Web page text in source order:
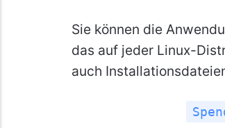
Sie können die
das auf jeder Linux-
auch